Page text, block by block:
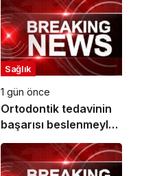
Sağlık
1 gün önce
Ortodontik tedavinin
başarısı beslenmeyle
başlar!